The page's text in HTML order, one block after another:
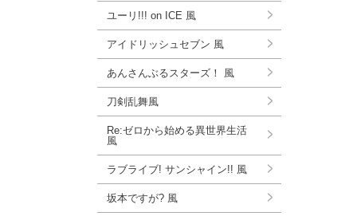
ユーリ!!! on ICE 風
アイドリッシュセブン 風
あんさんぶるスターズ！ 風
刀剣乱舞風
Re:ゼロから始める異世界生活
風
ラブライブ! サンシャイン!! 風
坂本ですが? 風